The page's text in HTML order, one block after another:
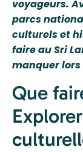
voyageurs.
parcs
culturels et
faire au Sri
manquer
Que